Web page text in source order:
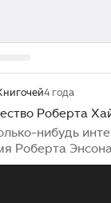
4 года
Роберта
нибудь
Роберта
быть хорошо